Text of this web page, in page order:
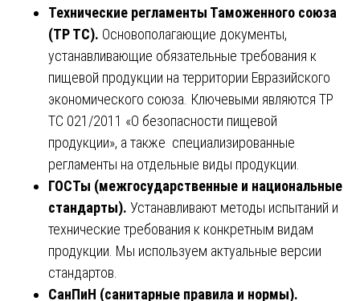
Технические регламенты Таможенного союза
(ТР ТС). Основополагающие документы,
устанавливающие обязательные требования к
пищевой продукции на территории Евразийского
экономического союза. Ключевыми являются ТР
ТС 021/2011 «О безопасности пищевой
продукции», а также специализированные
регламенты на отдельные виды продукции.
ГОСТы (межгосударственные и национальные
стандарты). Устанавливают методы испытаний и
технические требования к конкретным видам
продукции. Мы используем актуальные версии
стандартов.
СанПиН (санитарные правила и нормы).